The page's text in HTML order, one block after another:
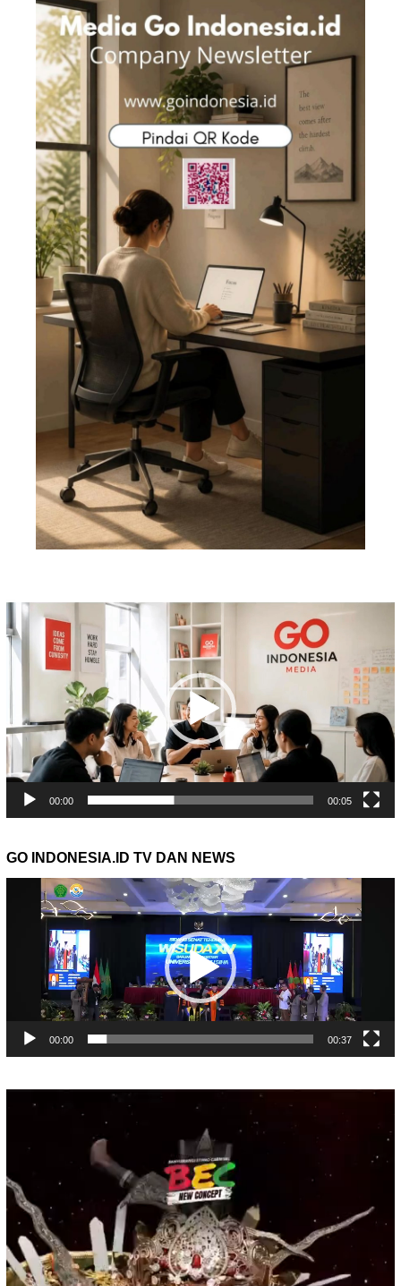
Pemutar
Video
00:00 00:05
GO INDONESIA.ID TV DAN NEWS
Pemutar
00:00 00:37